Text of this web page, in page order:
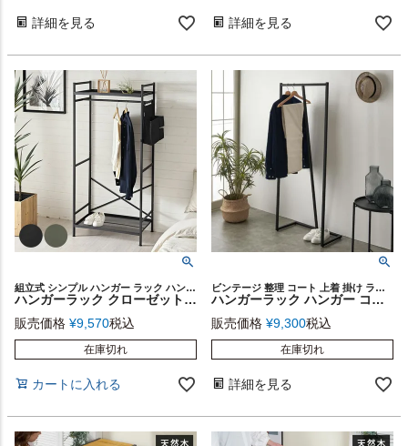
詳細を見る 詳細を見る
組立式 シンプル ハンガー ラック ハンガーポール シェルフ オープンラック オープンシェルフ 洋服ラック スリムラック 書類収納 玄関 リビング 寝室 サイドポケット インダストリアル
ハンガーラック クローゼット オーガナイザー ワードローブ 約 W 68cm D 45cm H 150cm 衣類 コート 上着 収納 衣類ハンガー コートハンガー パイプハンガー スリム 大容量 コンパクト 衣類収納 洋服掛け 小物収納 ポケット おしゃれ 北欧 家具 インテリア 西海岸 [94816]
販売価格 ¥9,570税込
在庫切れ
カートに入れる
ビンテージ 整理 コート 上着 掛け ラック 部屋 干し 見せる収納 ワードローブ スチールラック 収納ラック コート掛け コート掛け 子供 キッズ 大人 洋服 上着掛け ギフト プレゼント
ハンガーラック ハンガー コートハンガー 約 W 60cm D 30cm H 150cm スチール ブラック 洋服掛け ポールハンガー ポールラック 玄関 収納 シンプル スリム インダストリアル ヴィンテージ アイアン フレーム おしゃれ 北欧 インテリア 家具 西海岸風 [91604]
販売価格 ¥9,300税込
在庫切れ
詳細を見る